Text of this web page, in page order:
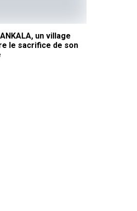
un village
le sacrifice de son